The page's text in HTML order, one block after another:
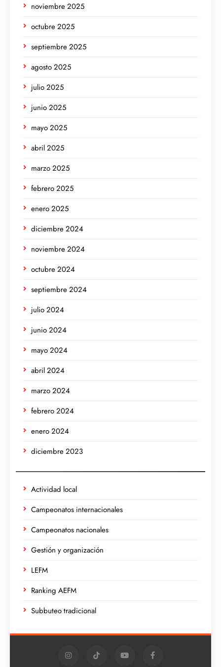
noviembre 2025
octubre 2025
septiembre 2025
agosto 2025
julio 2025
junio 2025
mayo 2025
abril 2025
marzo 2025
febrero 2025
enero 2025
diciembre 2024
noviembre 2024
octubre 2024
septiembre 2024
julio 2024
junio 2024
mayo 2024
abril 2024
marzo 2024
febrero 2024
enero 2024
diciembre 2023
Actividad local
Campeonatos internacionales
Campeonatos nacionales
Gestión y organización
LEFM
Ranking AEFM
Subbuteo tradicional